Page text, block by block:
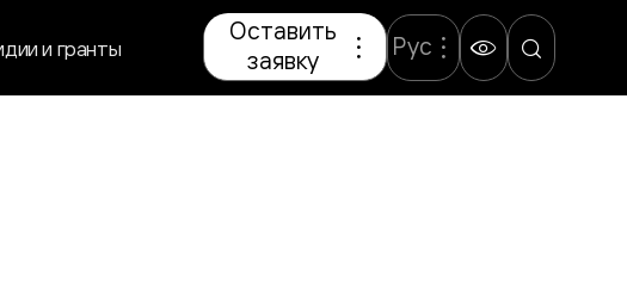
и гранты
Оставить
заявку
Рус